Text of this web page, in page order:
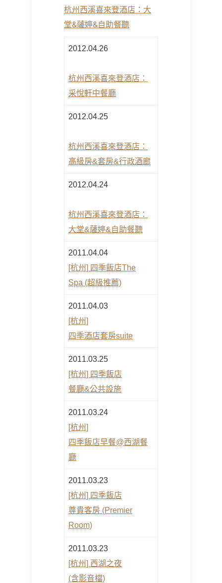
杭州西溪喜來登酒店：大
堂&薩婷&自助餐聽
2012.04.26
杭州西溪喜來登酒店：
采悅軒中餐廳
2012.04.25
杭州西溪喜來登酒店：
高級房&套房&行政酒廊
2012.04.24
杭州西溪喜來登酒店：
大堂&薩婷&自助餐聽
2011.04.04
[杭州] 四季飯店The
Spa (超級推薦)
2011.04.03
[杭州]
四季酒店套房suite
2011.03.25
[杭州] 四季飯店
餐廳&公共設施
2011.03.24
[杭州]
四季飯店早餐@西湖餐
廳
2011.03.23
[杭州] 四季飯店
尊貴客房 (Premier
Room)
2011.03.23
[杭州] 西湖之夜
(含影音檔)